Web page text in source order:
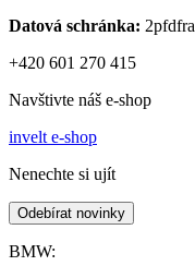
Datová schránka: 2pfdfra
+420 601 270 415
Navštivte náš e-shop
invelt e-shop
Nenechte si ujít
Odebírat novinky
BMW: